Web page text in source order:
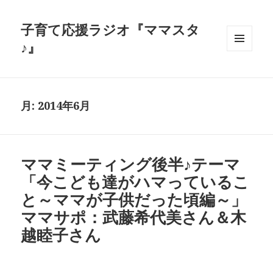
子育て応援ラジオ『ママスタ
♪』
月: 2014年6月
ママミーティング後半♪テーマ
「今こども達がハマっているこ
と～ママが子供だった頃編～」
ママサポ：武藤希代美さん＆木
越睦子さん